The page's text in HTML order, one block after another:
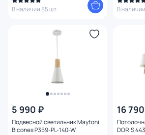
В наличии 85 шт.
В
5 990 ₽
Подвесной светильник Maytoni
Bicones P359-PL-140-W
16
DORIS